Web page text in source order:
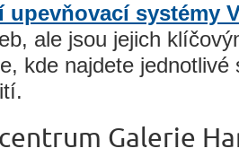
upevňovací systémy
ale jsou jejich
kde najdete jednotlivé
Galerie